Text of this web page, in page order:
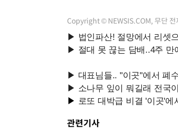
Copyright © NEWSIS.COM, 무단 전
관련기사